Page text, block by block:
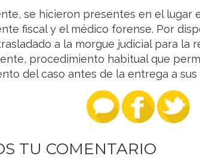
se hicieron presentes en el lugar
fiscal y el médico forense. Por
a la morgue judicial para la
procedimiento habitual que
del caso antes de la entrega a sus
TU COMENTARIO